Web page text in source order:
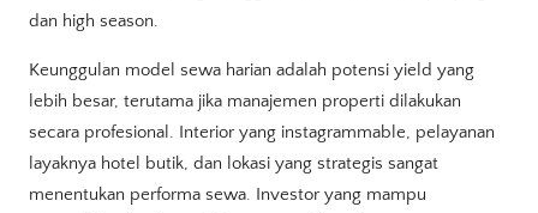
dan high season.
Keunggulan model sewa harian adalah potensi yield yang
lebih besar, terutama jika manajemen properti dilakukan
secara profesional. Interior yang instagrammable, pelayanan
layaknya hotel butik, dan lokasi yang strategis sangat
menentukan performa sewa. Investor yang mampu